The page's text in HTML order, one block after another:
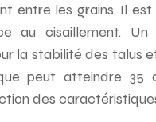
entre les grains. Il
au cisaillement.
la stabilité des talus
peut atteindre 35
des